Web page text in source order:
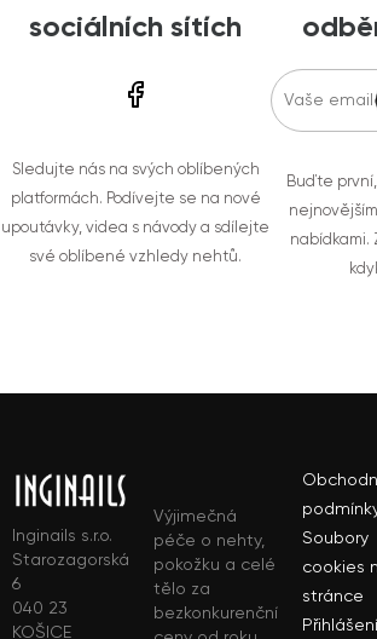
sociálních sítích
Sledujte nás na svých oblíbených
platformách. Podívejte se na nové
upoutávky, videa s návody a sdílejte
své oblíbené vzhledy nehtů.
Buďte
nabídkami.
Inginails s.r.o.
Starozagorská
6
040 23
KOŠICE
Výjimečná
péče o nehty,
pokožku a celé
tělo za
bezkonkurenční
Soubory
cookies
stránce
Přihlášení